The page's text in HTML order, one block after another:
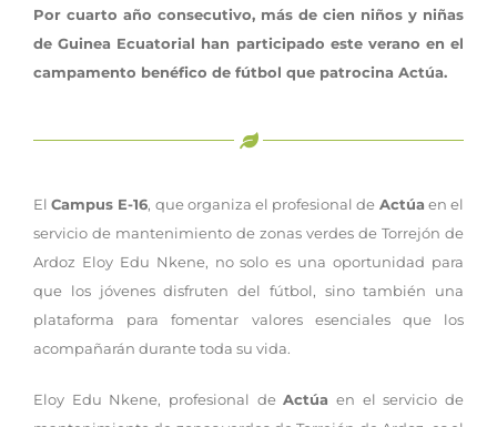
Por cuarto año consecutivo, más de cien niños y niñas
de Guinea Ecuatorial han participado este verano en el
campamento benéfico de fútbol que patrocina Actúa.
ElCampus E-16, que organiza el profesional de Actúa en el
servicio de mantenimiento de zonas verdes de Torrejón de
Ardoz Eloy Edu Nkene, no solo es una oportunidad para
que los jóvenes disfruten del fútbol, sino también una
plataforma para fomentar valores esenciales que los
acompañarán durante toda su vida.
Eloy Edu Nkene, profesional deActúa en el servicio de